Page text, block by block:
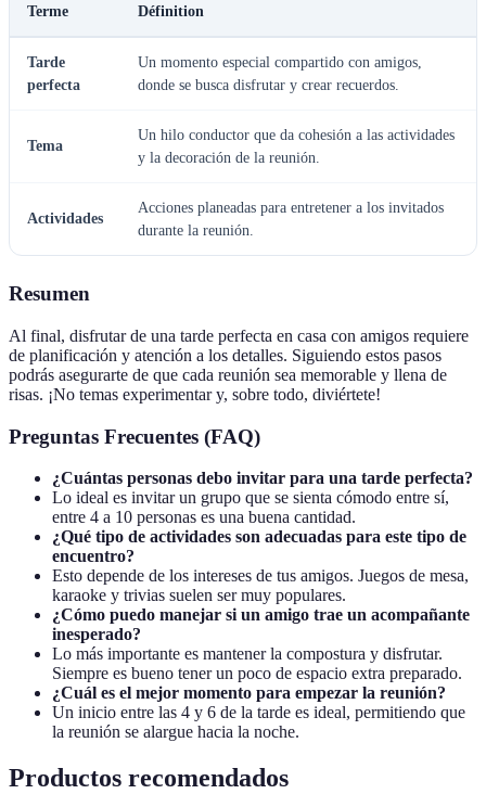
Terme Définition
Tarde
perfecta
Un momento especial compartido con amigos,
donde se busca disfrutar y crear recuerdos.
Tema
Un hilo conductor que da cohesión a las actividades
y la decoración de la reunión.
Actividades
Acciones planeadas para entretener a los invitados
durante la reunión.
Resumen
Al final, disfrutar de una tarde perfecta en casa con amigos requiere
de planificación y atención a los detalles. Siguiendo estos pasos
podrás asegurarte de que cada reunión sea memorable y llena de
risas. ¡No temas experimentar y, sobre todo, diviértete!
Preguntas Frecuentes (FAQ)
¿Cuántas personas debo invitar para una tarde perfecta?
Lo ideal es invitar un grupo que se sienta cómodo entre sí,
entre 4 a 10 personas es una buena cantidad.
¿Qué tipo de actividades son adecuadas para este tipo de
encuentro?
Esto depende de los intereses de tus amigos. Juegos de mesa,
karaoke y trivias suelen ser muy populares.
¿Cómo puedo manejar si un amigo trae un acompañante
inesperado?
Lo más importante es mantener la compostura y disfrutar.
Siempre es bueno tener un poco de espacio extra preparado.
¿Cuál es el mejor momento para empezar la reunión?
Un inicio entre las 4 y 6 de la tarde es ideal, permitiendo que
la reunión se alargue hacia la noche.
Productos recomendados